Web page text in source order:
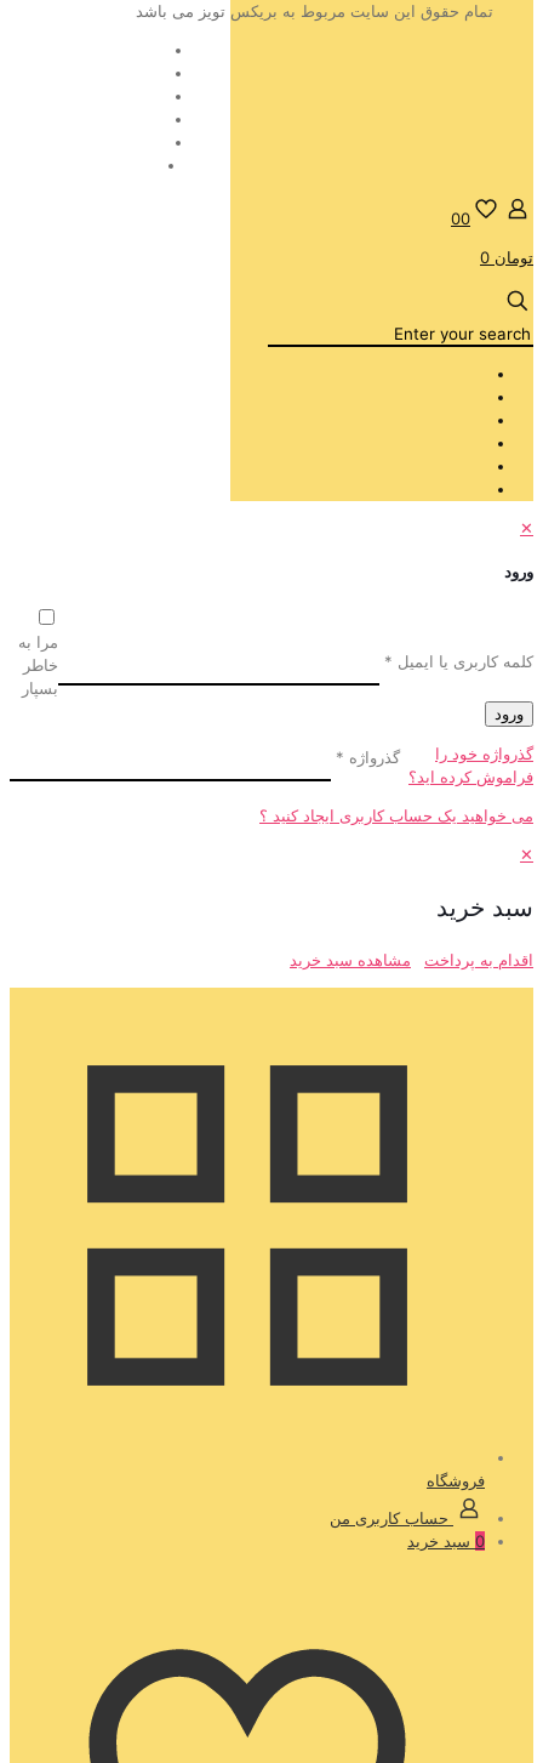
تمام حقوق این سایت مربوط به بریکس تویز می باشد
00
تومان 0
✕
ورود
کلمه کاربری یا ایمیل *
گذرواژه *
مرا به
خاطر
بسپار
ورود
گذرواژه خود را
فراموش کرده اید؟
می خواهید یک حساب کاربری ایجاد کنید ؟
✕
سبد خرید
اقدام به پرداخت مشاهده سبد خرید
فروشگاه
حساب کاربری من
0 سبد خرید